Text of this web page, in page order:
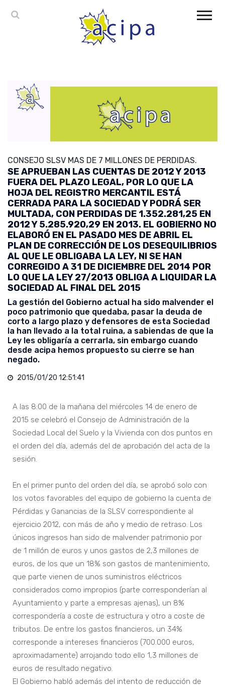
CONSEJO SLSV MAS DE 7 MILLONES DE PERDIDAS.
SE APRUEBAN LAS CUENTAS DE 2012 Y 2013
FUERA DEL PLAZO LEGAL, POR LO QUE LA
HOJA DEL REGISTRO MERCANTIL ESTÁ
CERRADA PARA LA SOCIEDAD Y PODRÁ SER
MULTADA, CON PERDIDAS DE 1.352.281,25 EN
2012 Y 5.285.920,29 EN 2013. EL GOBIERNO NO
ELABORÓ EN EL PASADO MES DE ABRIL EL
PLAN DE CORRECCIÓN DE LOS DESEQUILIBRIOS
AL QUE LE OBLIGABA LA LEY, NI SE HAN
CORREGIDO A 31 DE DICIEMBRE DEL 2014 POR
LO QUE LA LEY 27/2013 OBLIGA A LIQUIDAR LA
SOCIEDAD AL FINAL DEL 2015
La gestión del Gobierno actual ha sido malvender el
poco patrimonio que quedaba, pasar la deuda de
corto a largo plazo y defensores de esta Sociedad
la han llevado a la total ruina, a sabiendas de que la
Ley les obligaría a cerrarla, sin embargo cuando
desde acipa hemos propuesto su cierre se han
negado.
2015/01/20 12:51:41
A las 8:00 de la mañana del miércoles 14 de enero de
2015 se celebró el Consejo de Administración de la
Sociedad Local del Suelo y la Vivienda con dos puntos en
el orden del día, además del de aprobación del acta de la
sesión.
En el primer punto del orden del día, se aprobó solo con
los votos favorables del equipo de gobierno la cuenta de
Pérdidas y Ganancias de la SLSV correspondiente al
ejercicio 2012, con más de año y medio de retraso. Los
únicos ingresos han sido de malvender patrimonio por
de 1 millón de euros y unos gastos de 2,3 millones de
euros, de los que un 18% son gastos de mantenimiento,
que parte vienen de unos suministros eléctricos
considerados como impropios (parte corresponderían al
Ayuntamiento y parte a empresas ajenas), un 8%
correspondería a coste de estructura y otro a coste de
tributos. De entre los gastos financieros, un 34%
corresponde a intereses financieros (700.000 euros,
aproximadamente) arrojando todo ello 1,3 millones de
euros de resultado negativo.
El Gobierno habló además del intento de reducción de